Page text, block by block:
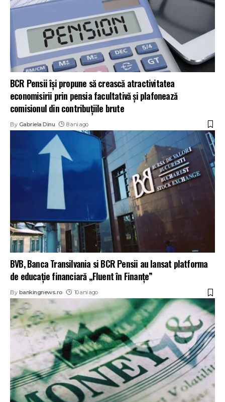
BCR Pensii își propune să crească atractivitatea
economisirii prin pensia facultativă şi plafonează
comisionul din contribuțiile brute
By Gabriela Dinu 8 ani ago
BVB, Banca Transilvania si BCR Pensii au lansat platforma
de educație financiară „Fluent în Finanțe”
By bankingnews.ro 10 ani ago